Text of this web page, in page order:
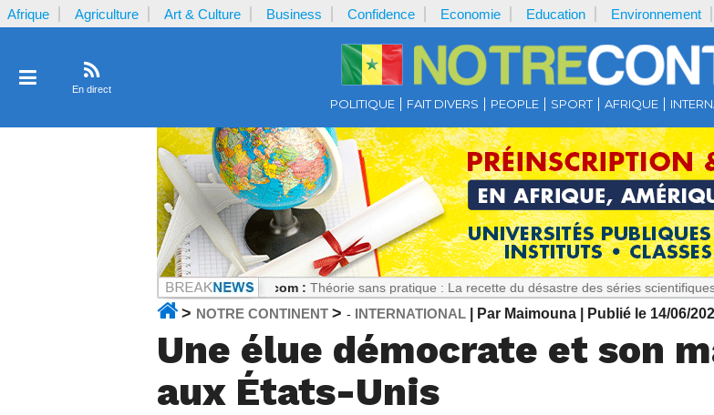
Afrique Agriculture Art & Culture Business Confidence Economie Education Environnement
En direct
POLITIQUE FAIT DIVERS PEOPLE SPORT AFRIQUE
Notrecontinent.com : Théorie sans pratique : La recette du désastre des séries scientifiques
> NOTRE CONTINENT > - INTERNATIONAL | Par Maimouna | Publié le 14/06/
Une élue démocrate et son
aux États-Unis